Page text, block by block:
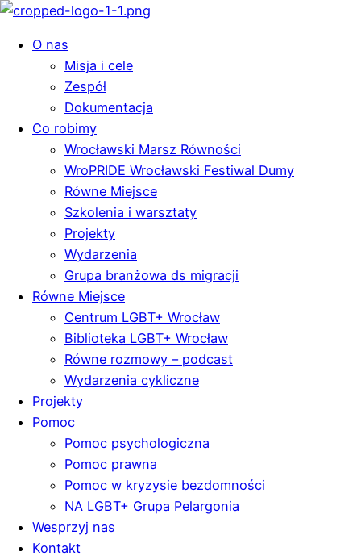
O nas
Misja i cele
Zespół
Dokumentacja
Co robimy
Wrocławski Marsz Równości
WroPRIDE Wrocławski Festiwal Dumy
Równe Miejsce
Szkolenia i warsztaty
Projekty
Wydarzenia
Grupa branżowa ds migracji
Równe Miejsce
Centrum LGBT+ Wrocław
Biblioteka LGBT+ Wrocław
Równe rozmowy – podcast
Wydarzenia cykliczne
Projekty
Pomoc
Pomoc psychologiczna
Pomoc prawna
Pomoc w kryzysie bezdomności
NA LGBT+ Grupa Pelargonia
Wesprzyj nas
Kontakt